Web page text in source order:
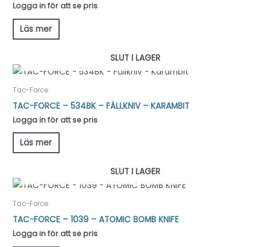
Logga in för att se pris
Läs mer
SLUT I LAGER
Tac-Force
TAC-FORCE – 534BK – FÄLLKNIV – KARAMBIT
Logga in för att se pris
Läs mer
SLUT I LAGER
Tac-Force
TAC-FORCE – 1039 – ATOMIC BOMB KNIFE
Logga in för att se pris